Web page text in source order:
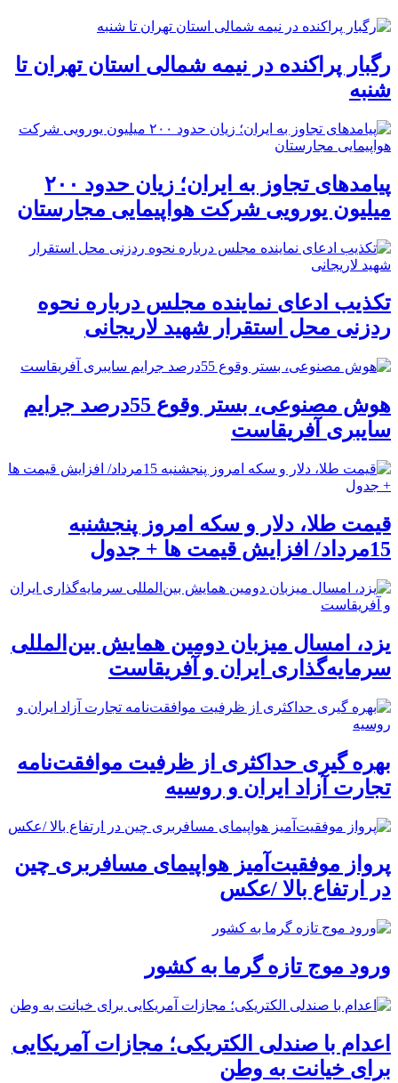
رگبار پراکنده در نیمه شمالی استان تهران تا
شنبه
پیامدهای تجاوز به ایران؛ زیان حدود ۲۰۰
میلیون یورویی شرکت هواپیمایی مجارستان
تکذیب ادعای نماینده مجلس درباره نحوه
ردزنی محل استقرار شهید لاریجانی
هوش مصنوعی، بستر وقوع 55درصد جرایم
سایبری آفریقاست
قیمت طلا، دلار و سکه امروز پنجشنبه
15مرداد/ افزایش قیمت ها + جدول
یزد، امسال میزبان دومین همایش بین‌المللی
سرمایه‌گذاری ایران و آفریقاست
بهره گیری حداکثری از ظرفیت موافقت‌نامه
تجارت آزاد ایران و روسیه
پرواز موفقیت‌آمیز هواپیمای مسافربری چین
در ارتفاع بالا /عکس
ورود موج تازه گرما به کشور
اعدام با صندلی الکتریکی؛ مجازات آمریکایی
برای خیانت به وطن